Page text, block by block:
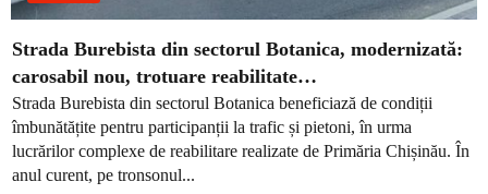
Strada Burebista din sectorul Botanica, modernizată:
carosabil nou, trotuare reabilitate…
Strada Burebista din sectorul Botanica beneficiază de condiții
îmbunătățite pentru participanții la trafic și pietoni, în urma
lucrărilor complexe de reabilitare realizate de Primăria Chișinău. În
anul curent, pe tronsonul...